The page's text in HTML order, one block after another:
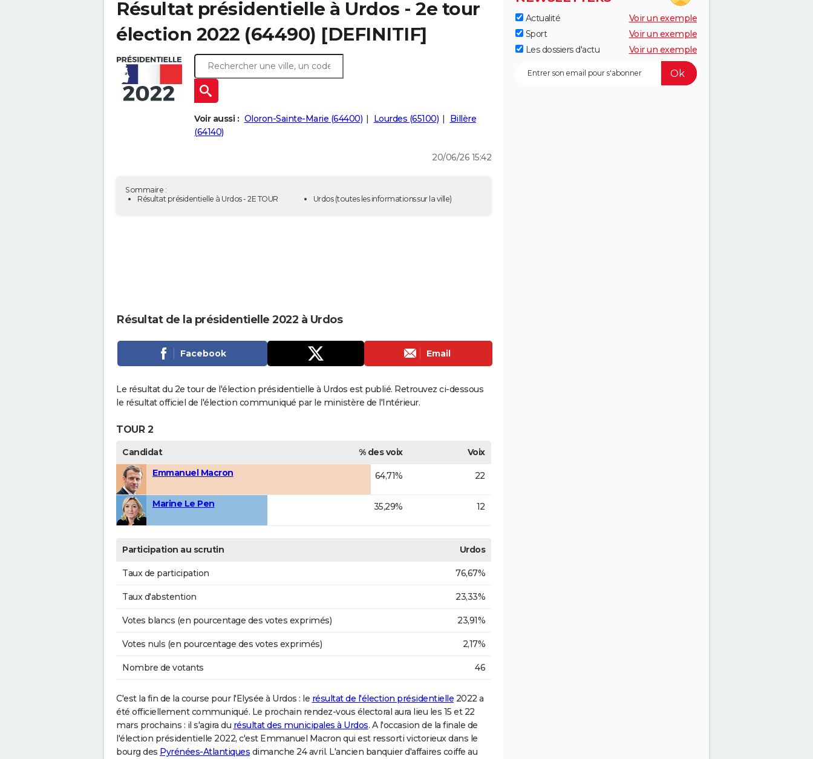
Résultat présidentielle à Urdos - 2e tour
élection 2022 (64490) [DEFINITIF]
Voir aussi : Oloron-Sainte-Marie (64400) Lourdes (65100)
Billère
(64140)
20/06/26 15:42
Sommaire :
Résultat présidentielle à Urdos - 2E TOUR
Urdos(toutes les informations sur la ville)
Résultat de la présidentielle 2022 à Urdos
Facebook Email
Le résultat du 2e tour de l'élection présidentielle à Urdos est publié. Retrouvez ci-dessous
le résultat officiel de l'élection communiqué par le ministère de l'Intérieur.
TOUR 2
Candidat % des voix
Voix
Emmanuel Macron
64,71% 22
Marine Le Pen 35,29% 12
Participation au scrutin Urdos
Taux de participation 76,67%
Taux d'abstention 23,33%
Votes blancs (en pourcentage des votes exprimés) 23,91%
Votes nuls (en pourcentage des votes exprimés) 2,17%
Nombre de votants 46
C'est la fin de la course pour l'Elysée à Urdos : le résultat de l'élection présidentielle 2022 a
été officiellement communiqué. Le prochain rendez-vous électoral aura lieu les 15 et 22
mars prochains : il s'agira du résultat des municipales à Urdos. A l'occasion de la finale de
l'élection présidentielle 2022, c'est Emmanuel Macron qui est ressorti victorieux dans le
bourg des Pyrénées-Atlantiques dimanche 24 avril. L'ancien banquier d'affaires coiffe au
Actualité
Voir un exemple
Sport
Voir un exemple
Les dossiers d'actu
Voir un exemple